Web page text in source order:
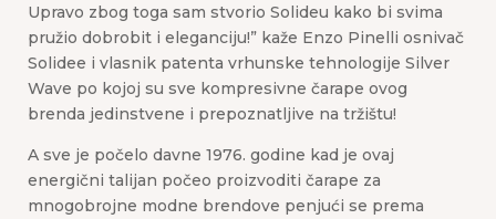
Upravo zbog toga sam stvorio Solideu kako bi svima
pružio dobrobit i eleganciju!” kaže Enzo Pinelli osnivač
Solidee i vlasnik patenta vrhunske tehnologije Silver
Wave po kojoj su sve kompresivne čarape ovog
brenda jedinstvene i prepoznatljive na tržištu!
A sve je počelo davne 1976. godine kad je ovaj
energični talijan počeo proizvoditi čarape za
mnogobrojne modne brendove penjući se prema